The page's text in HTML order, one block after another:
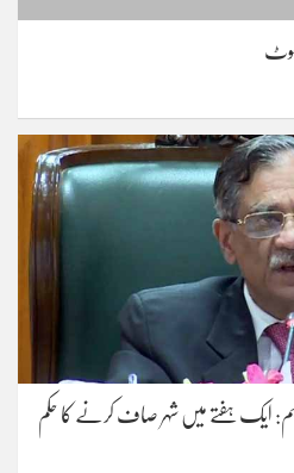
ایک ہفتے میں شہر صاف کرنے کا حکم